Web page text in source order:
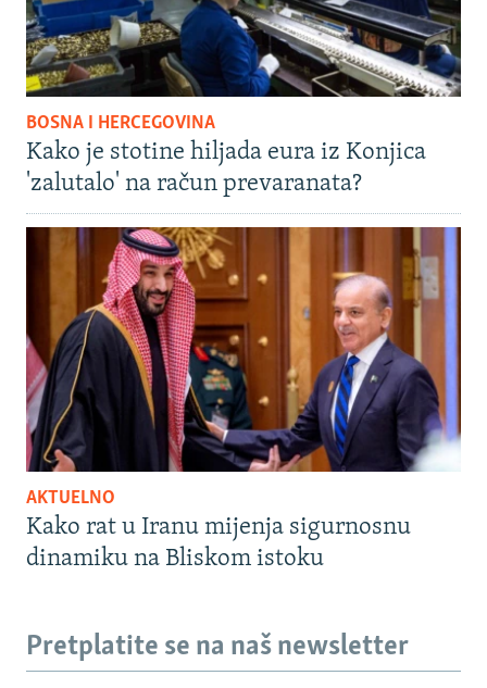
BOSNA I HERCEGOVINA
Kako je stotine hiljada eura iz Konjica
'zalutalo' na račun prevaranata?
AKTUELNO
Kako rat u Iranu mijenja sigurnosnu
dinamiku na Bliskom istoku
Pretplatite se na naš newsletter